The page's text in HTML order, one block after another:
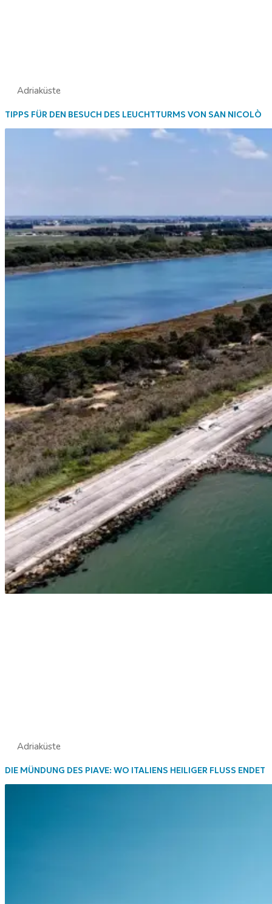
Adriaküste
TIPPS FÜR DEN BESUCH DES LEUCHTTURMS VON SAN NICOLÒ
Adriaküste
DIE MÜNDUNG DES PIAVE: WO ITALIENS HEILIGER FLUSS ENDET